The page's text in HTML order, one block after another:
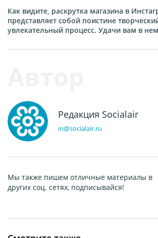
Как видите, раскрутка магазина в
представляет собой поистине
увлекательный процесс. Удачи вам в
Редакция Socialair
in@socialair.ru
Мы также пишем отличные материалы в
других соц. сетях, подписывайся!